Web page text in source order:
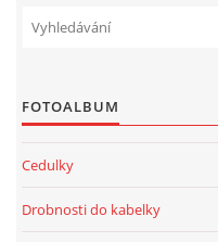
FOTOALBUM
Cedulky
Drobnosti do kabelky